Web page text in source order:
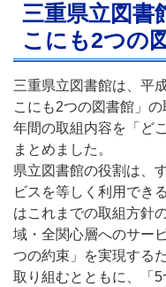
三重県立図書
こにも2つの
三重県立図書館は、平
こにも2つの図書館」
年間の取組内容を「ど
まとめました。
県立図書館の役割は、
ビスを等しく利用でき
はこれまでの取組方針
域・全関心層へのサー
つの約束」を実現する
取り組むとともに、「5